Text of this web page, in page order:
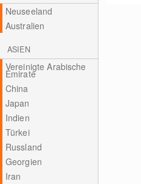
Neuseeland
Australien
ASIEN
Vereinigte Arabische
Emirate
China
Japan
Indien
Türkei
Russland
Georgien
Iran